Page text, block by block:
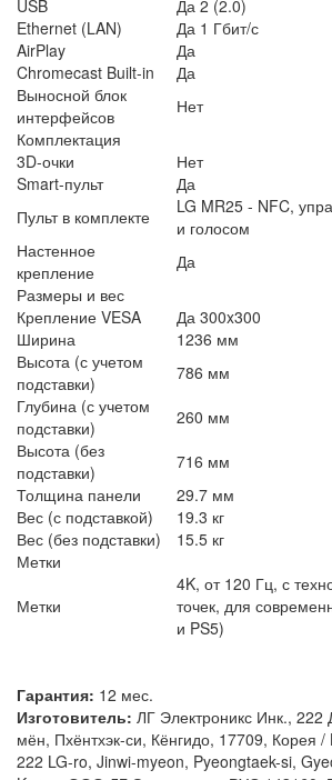
USB
Да 2 (2.0)
Ethernet (LAN)
Да 1 Гбит/с
AirPlay
Да
Chromecast Built-in
Да
Выносной блок
интерфейсов
Нет
Комплектация
3D-очки
Нет
Smart-пульт
Да
Пульт в комплекте
LG MR25 - NFC,
и голосом
Настенное
крепление
Да
Размеры и вес
Крепление VESA
Да 300x300
Ширина
1236 мм
Высота (с учетом
подставки)
786 мм
Глубина (с учетом
подставки)
260 мм
Высота (без
подставки)
716 мм
Толщина панели
29.7 мм
Вес (с подставкой)
19.3 кг
Вес (без подставки)
15.5 кг
Метки
Метки
4K, от 120 Гц, с
точек, для
и PS5)
Гарантия: 12 мес.
Изготовитель: ЛГ Электроникс Инк.,
мён, Пхёнтхэк-си, Кёнгидо, 17709, Корея /
222 LG-ro, Jinwi-myeon, Pyeongtaek-si,